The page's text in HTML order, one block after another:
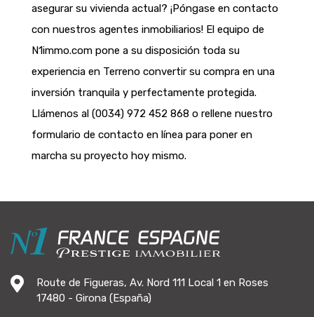
asegurar su vivienda actual? ¡Póngase en contacto
con nuestros agentes inmobiliarios! El equipo de
N1immo.com pone a su disposición toda su
experiencia en Terreno convertir su compra en una
inversión tranquila y perfectamente protegida.
Llámenos al (0034) 972 452 868 o rellene nuestro
formulario de contacto en línea para poner en
marcha su proyecto hoy mismo.
Route de Figueras, Av. Nord 111 Local 1 en Roses
17480 - Girona (España)